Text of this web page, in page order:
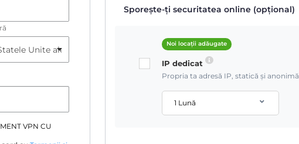
VPN CU
Sporește-ți securitatea online (opțional)
Noi locații adăugate
IP dedicat
Propria ta adresă IP, statică și anonimă
1 Lună